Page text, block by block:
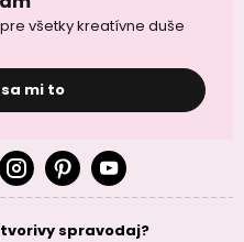
všetky kreatívne duše
mi to
spravodaj?